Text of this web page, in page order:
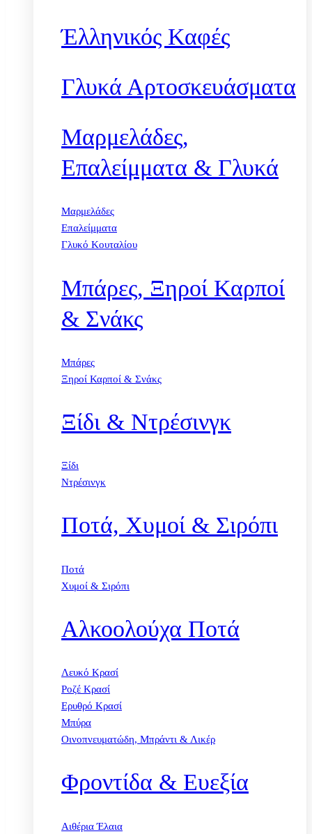
Έλληνικός Καφές
Γλυκά Αρτοσκευάσματα
Μαρμελάδες,
Επαλείμματα & Γλυκά
Μαρμελάδες
Επαλείμματα
Γλυκό Κουταλίου
Μπάρες, Ξηροί Καρποί
& Σνάκς
Μπάρες
Ξηροί Καρποί & Σνάκς
Ξίδι & Ντρέσινγκ
Ξίδι
Ντρέσινγκ
Ποτά, Χυμοί & Σιρόπι
Ποτά
Χυμοί & Σιρόπι
Αλκοολούχα Ποτά
Λευκό Κρασί
Ροζέ Κρασί
Ερυθρό Κρασί
Μπύρα
Οινοπνευματώδη, Μπράντι & Λικέρ
Φροντίδα & Ευεξία
Αιθέρια Έλαια